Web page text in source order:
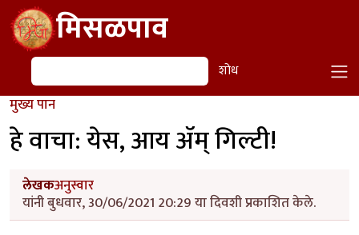
Skip to main contentमिसळपाव
शोध शोध
मुख्य पान
हे वाचा: येस, आय ॲम् गिल्टी!
लेखकअनुस्वार
यांनी बुधवार, 30/06/2021 20:29 या दिवशी प्रकाशित केले.